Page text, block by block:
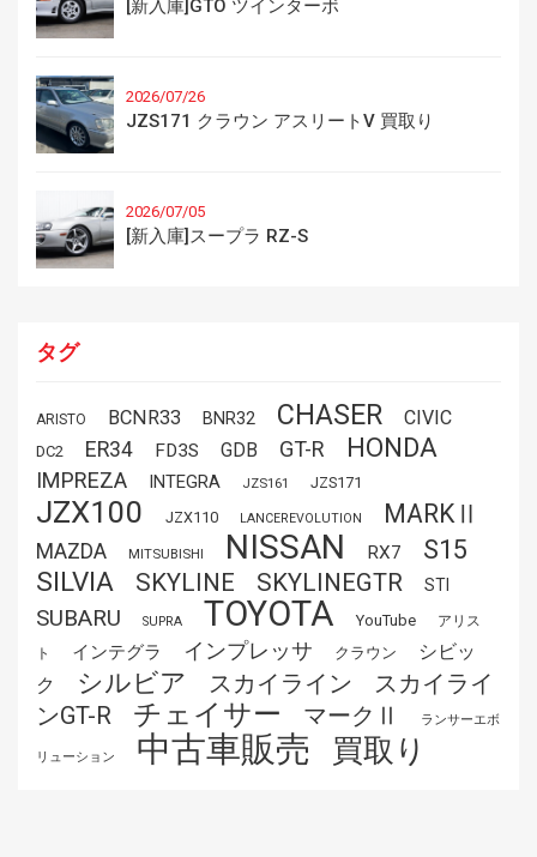
[新入庫]GTO ツインターボ
2026/07/26
JZS171 クラウン アスリートV 買取り
2026/07/05
[新入庫]スープラ RZ-S
タグ
ARISTO BCNR33 BNR32 CHASER CIVIC
DC2 ER34 FD3S GDB GT-R HONDA
IMPREZA INTEGRA JZS161 JZS171
JZX100 JZX110 LANCEREVOLUTION MARKⅡ
MAZDA MITSUBISHI NISSAN RX7 S15
SILVIA SKYLINE SKYLINEGTR STI
SUBARU SUPRA TOYOTA YouTube
アリス
ト
インテグラ インプレッサ クラウン
シビッ
ク
シルビア スカイライン
スカイライ
ンGT-R
チェイサー マークⅡ ランサーエボ
リューション 中古車販売 買取り